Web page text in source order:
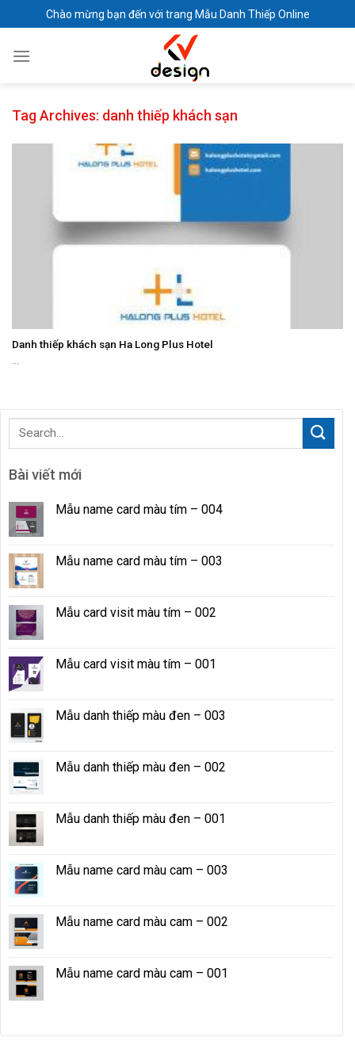
to
content
Chào mừng bạn đến với trang Mẫu Danh Thiếp Online
Tag Archives: danh thiếp khách sạn
Danh thiếp khách sạn Ha Long Plus Hotel
...
Bài viết mới
Mẫu name card màu tím – 004
Mẫu name card màu tím – 003
Mẫu card visit màu tím – 002
Mẫu card visit màu tím – 001
Mẫu danh thiếp màu đen – 003
Mẫu danh thiếp màu đen – 002
Mẫu danh thiếp màu đen – 001
Mẫu name card màu cam – 003
Mẫu name card màu cam – 002
Mẫu name card màu cam – 001